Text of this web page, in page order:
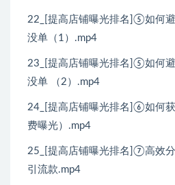
22_[提高店铺曝光排名]⑤如何
没单（1）.mp4
23_[提高店铺曝光排名]⑤如何
没单 （2）.mp4
24_[提高店铺曝光排名]⑥如何
费曝光）.mp4
25_[提高店铺曝光排名]⑦高效分
引流款.mp4